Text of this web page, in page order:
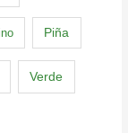
Piña
Verde